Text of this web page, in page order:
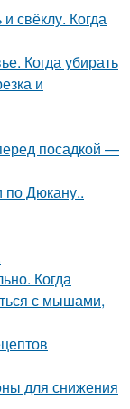
свёклу. Когда
Когда убирать
и
посадкой —
по Дюкану..
Когда
с мышами,
для снижения